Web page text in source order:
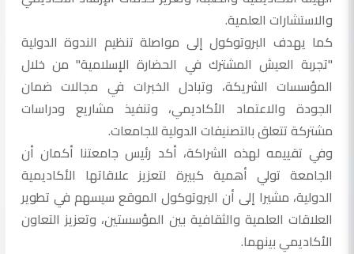
والاستشارات العلمية.
كما يهدف البروتوكول إلى مواصلة تنظيم الندوة الدولية
"تجربة العيش المشترك في الحضارة الإسلامية" من خلال
المؤسسات الشريكة، وتبادل الخبرات في مجالات ضمان
الجودة والاعتماد الأكاديمي، وتنفيذ مشاريع ودراسات
مشتركة تتعلق بالتصنيفات الدولية للجامعات.
وفي تقييمه لهذه الشراكة، أكد رئيس جامعتنا أكمان أن
الجامعة تولي أهمية كبيرة لتعزيز علاقاتها الأكاديمية
الدولية، مشيرا إلى أن البروتوكول الموقع سيسهم في تطوير
العلاقات العلمية والثقافية بين المؤسستين، وتعزيز التعاون
الأكاديمي بينهما.